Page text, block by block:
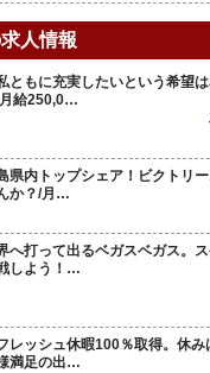
人情報
ともに充実したいという希望
給250,0…
県内トップシェア！ビクトリ
か？/月…
へ打って出るベガスベガス。
しよう！…
レッシュ休暇100％取得。休
満足の出…